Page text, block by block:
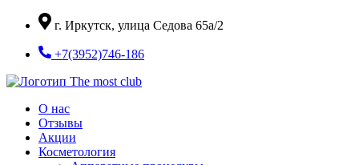
Перейти
содержимому
г. Иркутск, улица Седова 65а/2
+7(3952)746-186
О нас
Отзывы
Акции
Косметология